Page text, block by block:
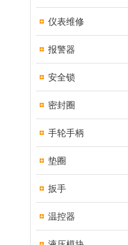
仪表维修
报警器
安全锁
密封圈
手轮手柄
垫圈
扳手
温控器